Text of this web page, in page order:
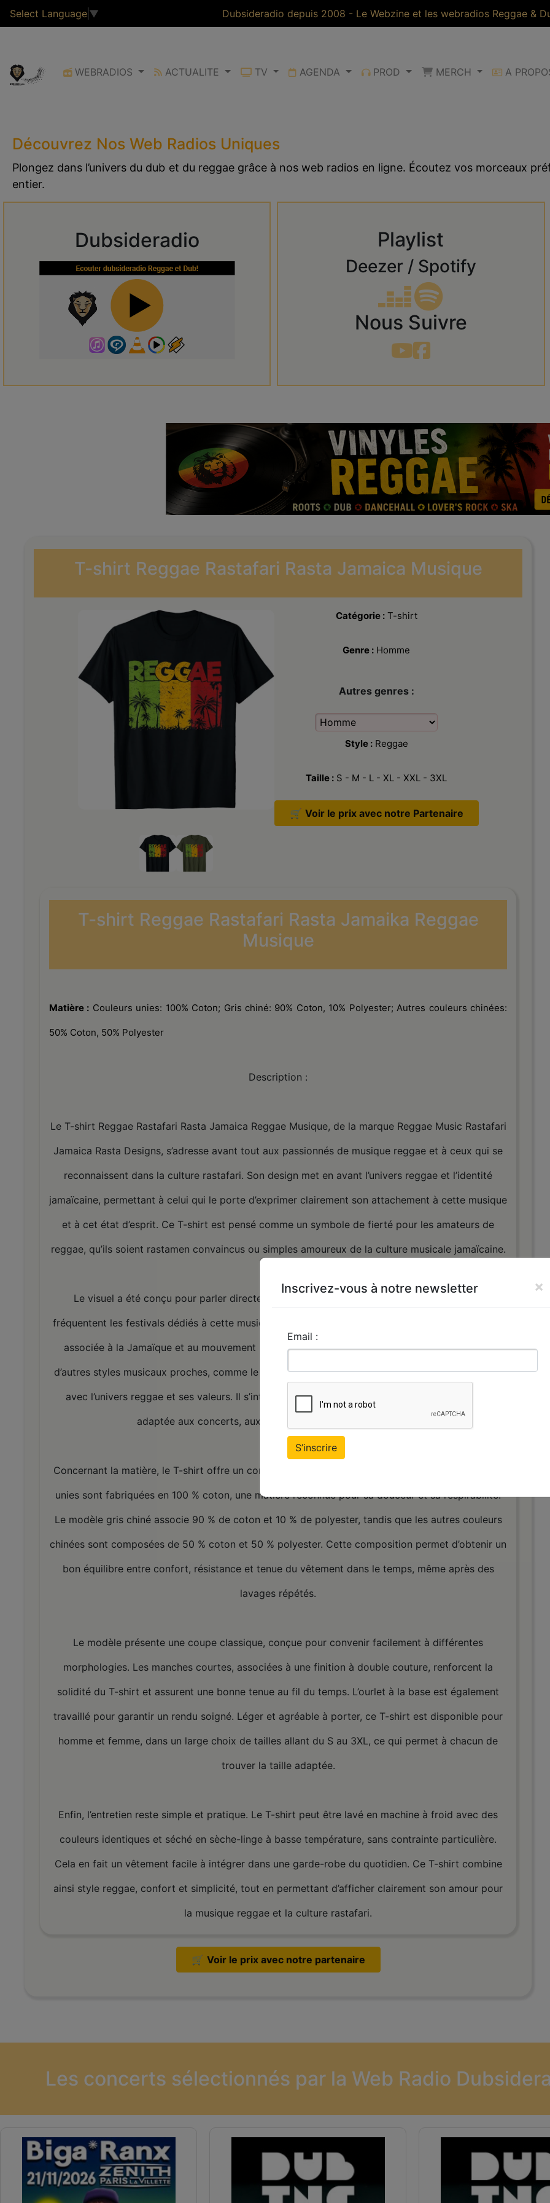
Select Language ▼ Dubsideradio depuis 2008 - Le Webzine et les webradios Reggae &
WEBRADIOS ACTUALITE TV AGENDA PROD MERCH A
Découvrez Nos Web Radios Uniques
Plongez dans l’univers du dub et du reggae grâce à nos web radios en ligne. Écoutez vos morceaux
entier.
Dubsideradio Playlist
Deezer / Spotify
Nous Suivre
T-shirt Reggae Rastafari Rasta Jamaica Musique
Catégorie :T-shirt
Genre : Homme
Autres genres :
Style :Reggae
Taille : S - M - L - XL - XXL - 3XL
🛒 Voir le prix avec notre Partenaire
T-shirt Reggae Rastafari Rasta Jamaika Reggae
Musique
Matière : Couleurs unies: 100% Coton; Gris chiné: 90% Coton, 10% Polyester; Autres couleurs chinées:
50% Coton, 50% Polyester
Description :
Le T-shirt Reggae Rastafari Rasta Jamaica Reggae Musique, de la marque Reggae Music Rastafari
Jamaica Rasta Designs, s’adresse avant tout aux passionnés de musique reggae et à ceux qui se
reconnaissent dans la culture rastafari. Son design met en avant l’univers reggae et l’identité
jamaïcaine, permettant à celui qui le porte d’exprimer clairement son attachement à cette musique
et à cet état d’esprit. Ce T-shirt est pensé comme un symbole de fierté pour les amateurs de
reggae, qu’ils soient rastamen convaincus ou simples amoureux de la culture musicale jamaïcaine.
Le visuel a été conçu pour parler directement aux fans de reggae, mais aussi à ceux qui
fréquentent les festivals dédiés à cette musique. Il évoque l’ambiance chaleureuse et authentique
associée à la Jamaïque et au mouvement rastafari. Même pour les personnes qui apprécient
d’autres styles musicaux proches, comme le ska, ce T-shirt reste un moyen d’afficher un lien fort
avec l’univers reggae et ses valeurs. Il s’intègre naturellement dans une tenue décontractée,
adaptée aux concerts, aux festivals ou à un usage quotidien.
Concernant la matière, le T-shirt offre un confort classique et agréable. Les versions en couleurs
unies sont fabriquées en 100 % coton, une matière reconnue pour sa douceur et sa respirabilité.
Le modèle gris chiné associe 90 % de coton et 10 % de polyester, tandis que les autres couleurs
chinées sont composées de 50 % coton et 50 % polyester. Cette composition permet d’obtenir un
bon équilibre entre confort, résistance et tenue du vêtement dans le temps, même après des
lavages répétés.
Le modèle présente une coupe classique, conçue pour convenir facilement à différentes
morphologies. Les manches courtes, associées à une finition à double couture, renforcent la
solidité du T-shirt et assurent une bonne tenue au fil du temps. L’ourlet à la base est également
travaillé pour garantir un rendu soigné. Léger et agréable à porter, ce T-shirt est disponible pour
homme et femme, dans un large choix de tailles allant du S au 3XL, ce qui permet à chacun de
trouver la taille adaptée.
Enfin, l’entretien reste simple et pratique. Le T-shirt peut être lavé en machine à froid avec des
couleurs identiques et séché en sèche-linge à basse température, sans contrainte particulière.
Cela en fait un vêtement facile à intégrer dans une garde-robe du quotidien. Ce T-shirt combine
ainsi style reggae, confort et simplicité, tout en permettant d’afficher clairement son amour pour
la musique reggae et la culture rastafari.
🛒 Voir le prix avec notre partenaire
T-shirt Candymix Jamaïque Drapeau
Les concerts sélectionnés par la Web Radio
Inscrivez-vous à notre newsletter ×
Email :
S’inscrire